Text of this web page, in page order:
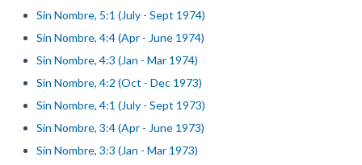
Sin Nombre, 5:1 (July - Sept 1974)
Sin Nombre, 4:4 (Apr - June 1974)
Sin Nombre, 4:3 (Jan - Mar 1974)
Sin Nombre, 4:2 (Oct - Dec 1973)
Sin Nombre, 4:1 (July - Sept 1973)
Sin Nombre, 3:4 (Apr - June 1973)
Sin Nombre, 3:3 (Jan - Mar 1973)